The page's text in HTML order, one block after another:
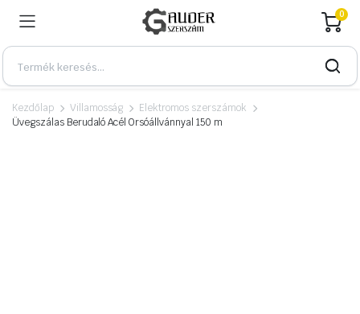
0
Kezdőlap Villamosság
Elektromos szerszámok
Üvegszálas Berudaló Acél Orsóállvánnyal 150 m